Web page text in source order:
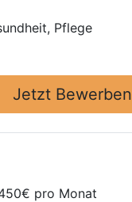
Pflege
Jetzt Bewerben
pro Monat